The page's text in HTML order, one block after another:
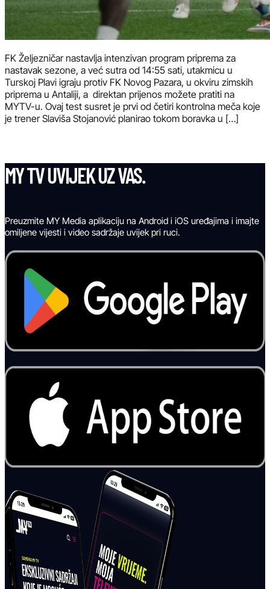
FK Željezničar nastavlja intenzivan program priprema za
nastavak sezone, a već sutra od 14:55 sati, utakmicu u
Turskoj Plavi igraju protiv FK Novog Pazara, u okviru zimskih
priprema u Antaliji, a direktan prijenos možete pratiti na
MYTV-u. Ovaj test susret je prvi od četiri kontrolna meča koje
je trener Slaviša Stojanović planirao tokom boravka u […]
MY TV UVIJEK UZ VAS.
Preuzmite MY Media aplikaciju na Android i iOS uređajima i imajte
omiljene vijesti i video sadržaje uvijek pri ruci.